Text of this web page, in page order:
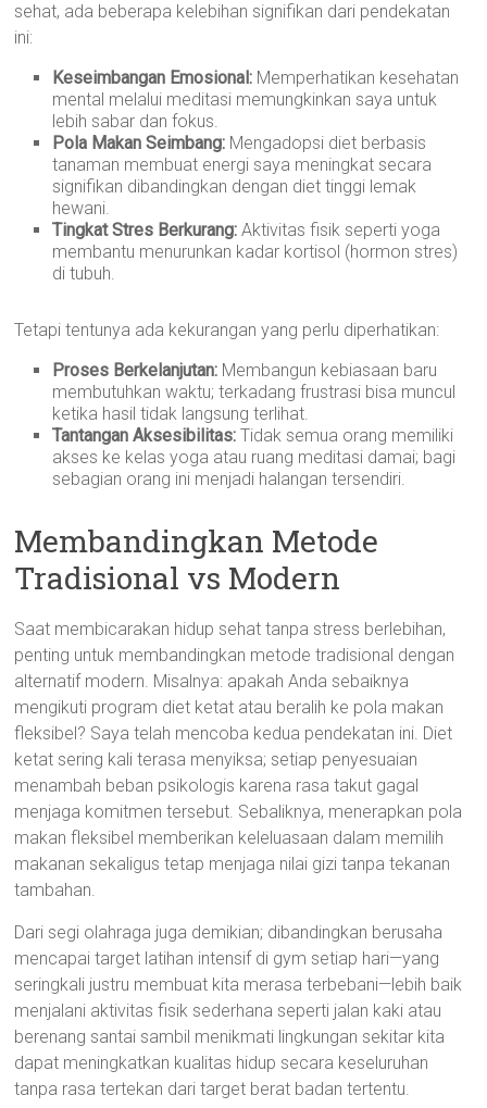
sehat, ada beberapa kelebihan signifikan dari pendekatan
ini:
Keseimbangan Emosional: Memperhatikan kesehatan
mental melalui meditasi memungkinkan saya untuk
lebih sabar dan fokus.
Pola Makan Seimbang: Mengadopsi diet berbasis
tanaman membuat energi saya meningkat secara
signifikan dibandingkan dengan diet tinggi lemak
hewani.
Tingkat Stres Berkurang: Aktivitas fisik seperti yoga
membantu menurunkan kadar kortisol (hormon stres)
di tubuh.
Tetapi tentunya ada kekurangan yang perlu diperhatikan:
Proses Berkelanjutan: Membangun kebiasaan baru
membutuhkan waktu; terkadang frustrasi bisa muncul
ketika hasil tidak langsung terlihat.
Tantangan Aksesibilitas: Tidak semua orang memiliki
akses ke kelas yoga atau ruang meditasi damai; bagi
sebagian orang ini menjadi halangan tersendiri.
Membandingkan Metode
Tradisional vs Modern
Saat membicarakan hidup sehat tanpa stress berlebihan,
penting untuk membandingkan metode tradisional dengan
alternatif modern. Misalnya: apakah Anda sebaiknya
mengikuti program diet ketat atau beralih ke pola makan
fleksibel? Saya telah mencoba kedua pendekatan ini. Diet
ketat sering kali terasa menyiksa; setiap penyesuaian
menambah beban psikologis karena rasa takut gagal
menjaga komitmen tersebut. Sebaliknya, menerapkan pola
makan fleksibel memberikan keleluasaan dalam memilih
makanan sekaligus tetap menjaga nilai gizi tanpa tekanan
tambahan.
Dari segi olahraga juga demikian; dibandingkan berusaha
mencapai target latihan intensif di gym setiap hari—yang
seringkali justru membuat kita merasa terbebani—lebih baik
menjalani aktivitas fisik sederhana seperti jalan kaki atau
berenang santai sambil menikmati lingkungan sekitar kita
dapat meningkatkan kualitas hidup secara keseluruhan
tanpa rasa tertekan dari target berat badan tertentu.